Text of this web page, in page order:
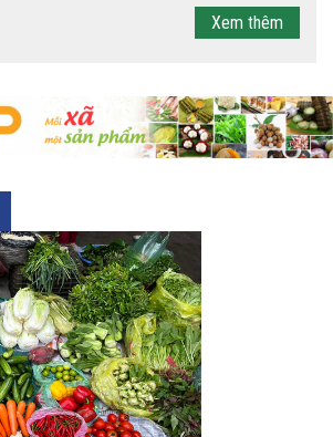
Bánh mè xát Tân An
Hợp tác xã Mỳ gạo Hùng Lô xây
dựng và phát triển thương hiệu
Hải Hậu phát triển sản xuất gạo
theo hướng tăng trưởng bền
vững, giá trị gia tăng cao
Xem thêm